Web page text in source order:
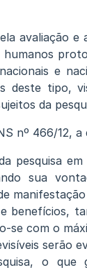
avaliação
humanos
e
deste tipo,
da
nº 466/12, a
pesquisa
sua
benefícios,
se com o
serão
o que